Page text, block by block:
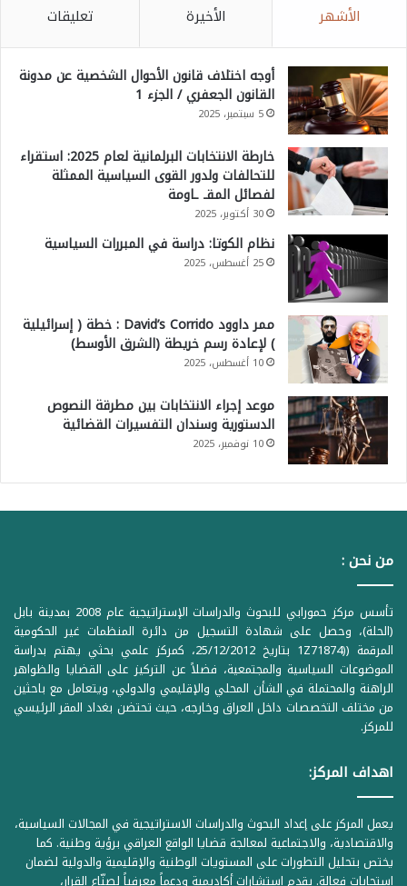
الأشهر الأخيرة تعليقات
أوجه اختلاف قانون الأحوال الشخصية عن مدونة
القانون الجعفري / الجزء 1
5 سبتمبر، 2025
خارطة الانتخابات البرلمانية لعام 2025: استقراء
للتحالفات ولدور القوى السياسية الممثلة
لفصائل المقـ ـاومة
30 أكتوبر، 2025
نظام الكوتا: دراسة في المبررات السياسية
25 أغسطس، 2025
ممر داوود David’s Corrido : خطة ( إسرائيلية
) لإعادة رسم خريطة (الشرق الأوسط)
10 أغسطس، 2025
موعد إجراء الانتخابات بين مطرقة النصوص
الدستورية وسندان التفسيرات القضائية
10 نوفمبر، 2025
من نحن :
تأسس مركز حمورابي للبحوث والدراسات الإستراتيجية عام 2008 بمدينة بابل
(الحلة)، وحصل على شهادة التسجيل من دائرة المنظمات غير الحكومية
المرقمة ((1Z71874 بتاريخ 25/12/2012، كمركز علمي بحثي يهتم بدراسة
الموضوعات السياسية والمجتمعية، فضلاً عن التركيز على القضايا والظواهر
الراهنة والمحتملة في الشأن المحلي والإقليمي والدولي، ويتعامل مع باحثين
من مختلف التخصصات داخل العراق وخارجه، حيث تحتضن بغداد المقر الرئيسي
للمركز.
اهداف المركز:
يعمل المركز على إعداد البحوث والدراسات الاستراتيجية في المجالات السياسية،
والاقتصادية، والاجتماعية لمعالجة قضايا الواقع العراقي برؤية وطنية. كما
يختص بتحليل التطورات على المستويات الوطنية والإقليمية والدولية لضمان
استجابات فعالة. يقدم استشارات أكاديمية ودعماً معرفياً لصنّاع القرار،